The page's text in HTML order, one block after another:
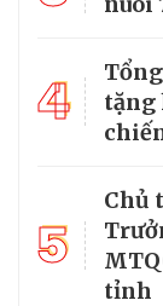
4
tặng
5
Chủ
tỉnh